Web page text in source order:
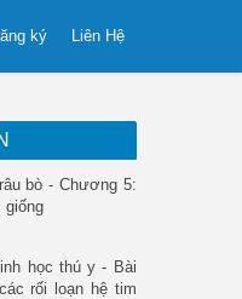
Liên Hệ
ký
bò - Chương 5:
giống
học thú y - Bài
rối loạn hệ tim